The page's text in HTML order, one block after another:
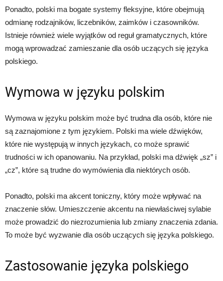
Ponadto, polski ma bogate systemy fleksyjne, które obejmują
odmianę rodzajników, liczebników, zaimków i czasowników.
Istnieje również wiele wyjątków od reguł gramatycznych, które
mogą wprowadzać zamieszanie dla osób uczących się języka
polskiego.
Wymowa w języku polskim
Wymowa w języku polskim może być trudna dla osób, które nie
są zaznajomione z tym językiem. Polski ma wiele dźwięków,
które nie występują w innych językach, co może sprawić
trudności w ich opanowaniu. Na przykład, polski ma dźwięk „sz” i
„cz”, które są trudne do wymówienia dla niektórych osób.
Ponadto, polski ma akcent toniczny, który może wpływać na
znaczenie słów. Umieszczenie akcentu na niewłaściwej sylabie
może prowadzić do niezrozumienia lub zmiany znaczenia zdania.
To może być wyzwanie dla osób uczących się języka polskiego.
Zastosowanie języka polskiego